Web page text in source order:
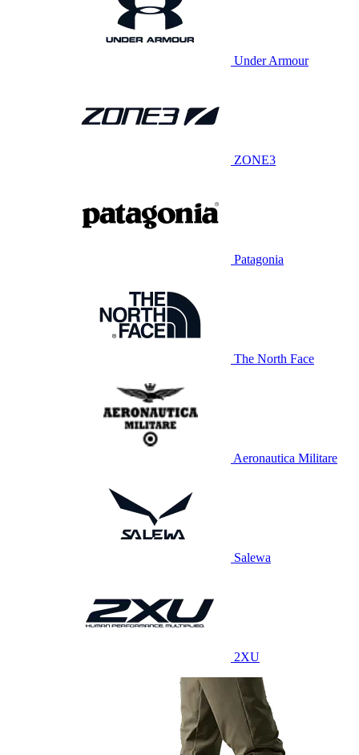
Under Armour
ZONE3
Patagonia
The North Face
Aeronautica Militare
Salewa
2XU